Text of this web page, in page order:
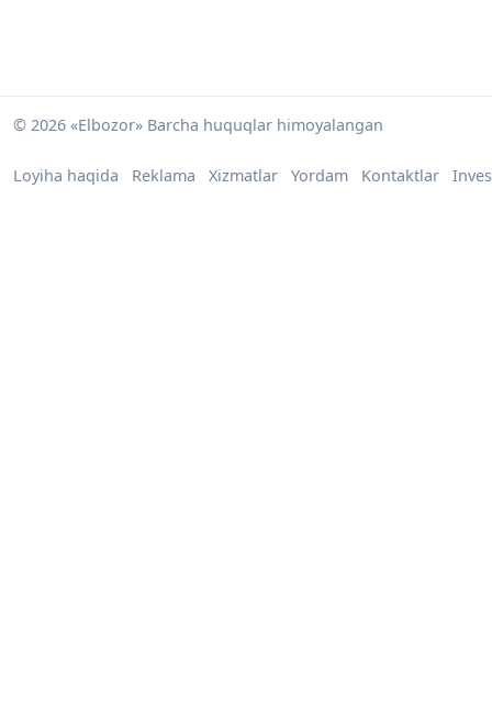
© 2026 «Elbozor» Barcha huquqlar himoyalangan
Loyiha haqida Reklama Xizmatlar Yordam Kontaktlar